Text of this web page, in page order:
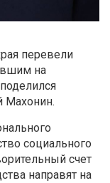
перевели
на
Махонин.
социального
счет
направят на